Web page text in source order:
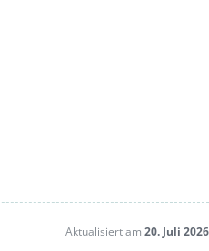
Aktualisiert am 20. Juli 2026